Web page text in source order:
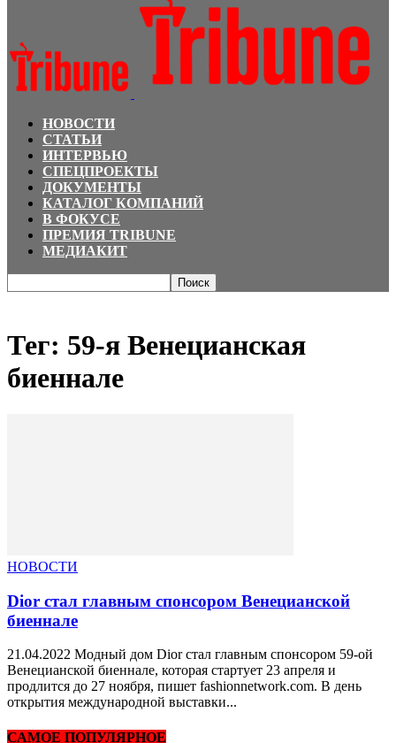
НОВОСТИ
СТАТЬИ
ИНТЕРВЬЮ
СПЕЦПРОЕКТЫ
ДОКУМЕНТЫ
КАТАЛОГ КОМПАНИЙ
В ФОКУСЕ
ПРЕМИЯ TRIBUNE
МЕДИАКИТ
Тег: 59-я Венецианская
биеннале
НОВОСТИ
Dior стал главным спонсором Венецианской
биеннале
21.04.2022 Модный дом Dior стал главным спонсором 59-ой
Венецианской биеннале, которая стартует 23 апреля и
продлится до 27 ноября, пишет fashionnetwork.com. В день
открытия международной выставки...
САМОЕ ПОПУЛЯРНОЕ